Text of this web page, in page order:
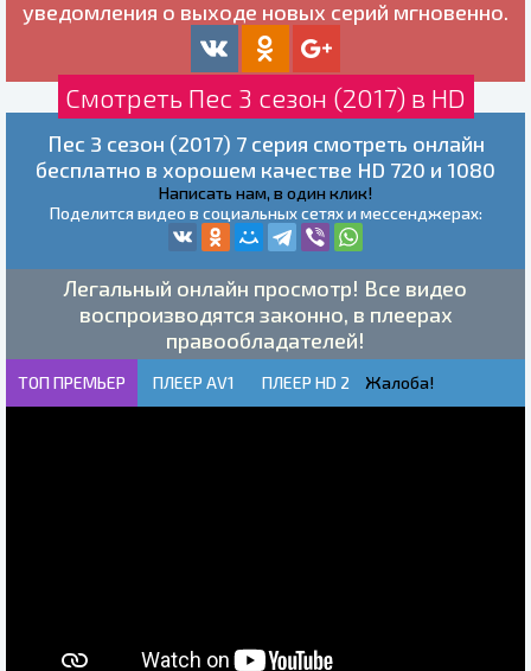
уведомления о выходе новых серий мгновенно.
Смотреть Пес 3 сезон (2017) в HD
Пес 3 сезон (2017) 7 серия смотреть онлайн
бесплатно в хорошем качестве HD 720 и 1080
Написать нам, в один клик!
Поделится видео в социальных сетях и мессенджерах:
Легальный онлайн просмотр! Все видео
воспроизводятся законно, в плеерах
правообладателей!
ТОП ПРЕМЬЕР ПЛЕЕР AV1 ПЛЕЕР HD 2 Жалоба!